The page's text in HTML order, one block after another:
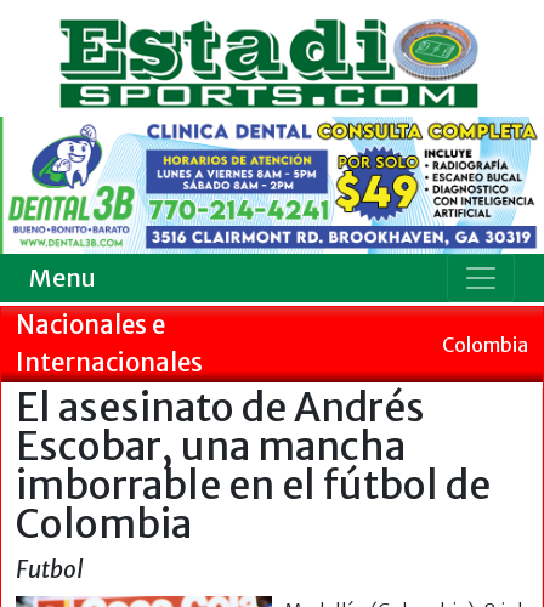
Menu
Nacionales e
Internacionales
Colombia
El asesinato de Andrés
Escobar, una mancha
imborrable en el fútbol de
Colombia
Futbol